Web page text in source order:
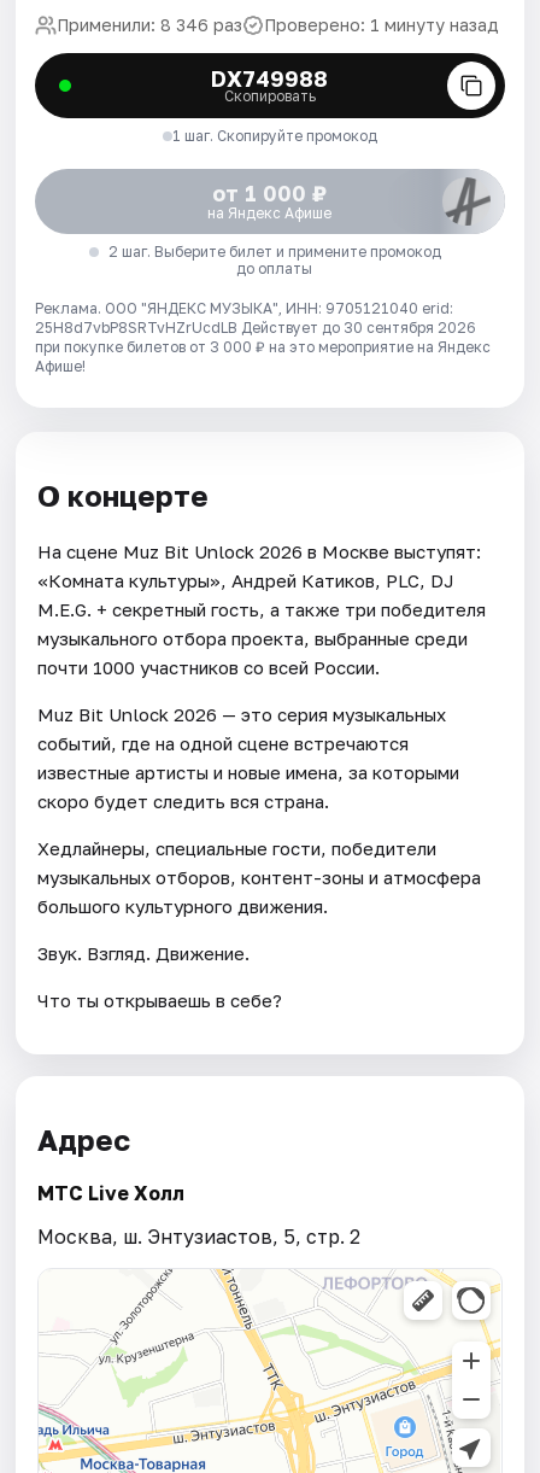
Применили: 8 346 раз Проверено: 1 минуту назад
DX749988
Скопировать
1 шаг. Скопируйте промокод
от 1 000 ₽
на Яндекс Афише
2 шаг. Выберите билет и примените промокод
до оплаты
Реклама. ООО "ЯНДЕКС МУЗЫКА", ИНН: 9705121040 erid:
25H8d7vbP8SRTvHZrUcdLB Действует до 30 сентября 2026
при покупке билетов от 3 000 ₽ на это мероприятие на Яндекс
Афише!
О концерте
На сцене Muz Bit Unlock 2026 в Москве выступят:
«Комната культуры», Андрей Катиков, PLC, DJ
M.E.G. + секретный гость, а также три победителя
музыкального отбора проекта, выбранные среди
почти 1000 участников со всей России.
Muz Bit Unlock 2026 — это серия музыкальных
событий, где на одной сцене встречаются
известные артисты и новые имена, за которыми
скоро будет следить вся страна.
Хедлайнеры, специальные гости, победители
музыкальных отборов, контент-зоны и атмосфера
большого культурного движения.
Звук. Взгляд. Движение.
Что ты открываешь в себе?
Адрес
MTC Live Холл
Москва, ш. Энтузиастов, 5, стр. 2